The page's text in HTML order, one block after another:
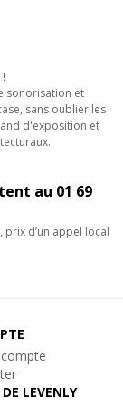
force de la
en charge
tableau de
: maniable
à toutes les
productions, y
les
ou pièce de
sonorisation et
sans oublier les
d'exposition et
au 01 69
prix d’un appel local
LEVENLY